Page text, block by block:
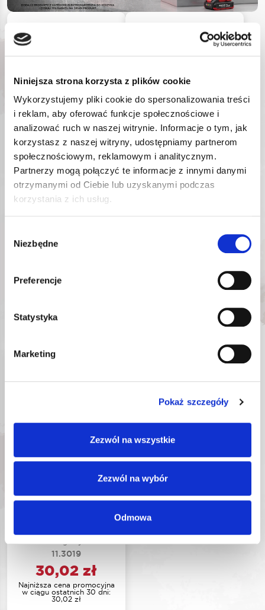
Niniejsza strona korzysta z plików cookie
Wykorzystujemy pliki cookie do spersonalizowania treści
i reklam, aby oferować funkcje społecznościowe i
analizować ruch w naszej witrynie. Informacje o tym, jak
korzystasz z naszej witryny, udostępniamy partnerom
społecznościowym, reklamowym i analitycznym.
Partnerzy mogą połączyć te informacje z innymi danymi
otrzymanymi od Ciebie lub uzyskanymi podczas
korzystania z ich usług.
zgody
Niezbędne
Preferencje
Statystyka
Marketing
Pokaż szczegóły
Zezwól na wszystkie
Zezwól na wybór
Odmowa
ROOKS
MIKROFIBRA DO
LAKIERU 600 G/M²
40 X 40 CM 3 SZTUKI
Nr katalogowy: OK-
37,74
Najniższa cena promocyjna
DODAJ DO KOSZYKA
NOWOŚĆ
ROOKS
MIKROFIBRA
UNIWERSALNA 350
G/M² 40 X 40 CM 3
Najniższa cena promocyjna
DODAJ DO KOSZYKA
MIKROFIBRA DO
1000 G/M² 40×40 CM
11.3019
30,02 zł
Najniższa cena promocyjna
w ciągu ostatnich 30 dni:
30,02 zł